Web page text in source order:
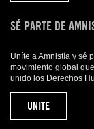
SÉ PARTE DE
Uníte a Amnistía y sé
movimiento global
unido los Derechos
UNITE